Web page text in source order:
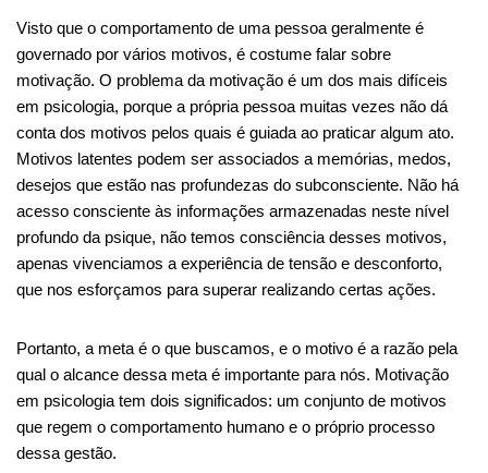
Visto que o comportamento de uma pessoa geralmente é
governado por vários motivos, é costume falar sobre
motivação. O problema da motivação é um dos mais difíceis
em psicologia, porque a própria pessoa muitas vezes não dá
conta dos motivos pelos quais é guiada ao praticar algum ato.
Motivos latentes podem ser associados a memórias, medos,
desejos que estão nas profundezas do subconsciente. Não há
acesso consciente às informações armazenadas neste nível
profundo da psique, não temos consciência desses motivos,
apenas vivenciamos a experiência de tensão e desconforto,
que nos esforçamos para superar realizando certas ações.
Portanto, a meta é o que buscamos, e o motivo é a razão pela
qual o alcance dessa meta é importante para nós. Motivação
em psicologia tem dois significados: um conjunto de motivos
que regem o comportamento humano e o próprio processo
dessa gestão.